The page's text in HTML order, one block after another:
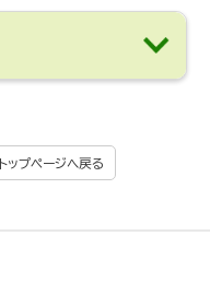
トップページへ戻る